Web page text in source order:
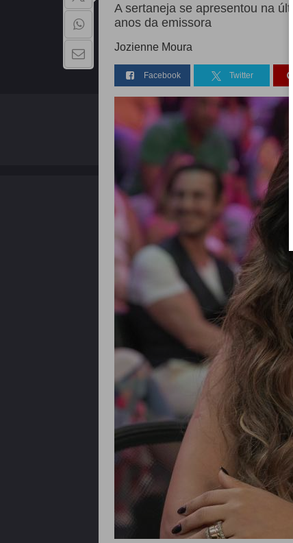
A sertaneja se apresentou na
anos da emissora
Jozienne Moura
Facebook Twitter
QUEM SOMOS
Copyright - 2026 | Todos os direitos